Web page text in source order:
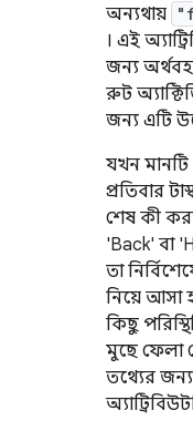
অন্যথায়
। এই
জন্য
রুট
জন্য এটি
যখন মানটি
প্রতিবার
শেষ কী
'Back' বা
তা
নিয়ে আসা
কিছু
মুছে ফেলা
তথ্যের